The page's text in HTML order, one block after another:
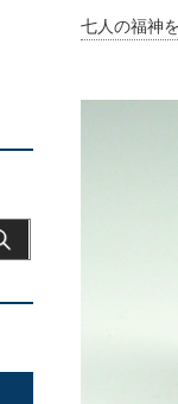
七人の福神